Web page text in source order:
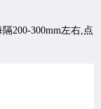
200-300mm左右,点